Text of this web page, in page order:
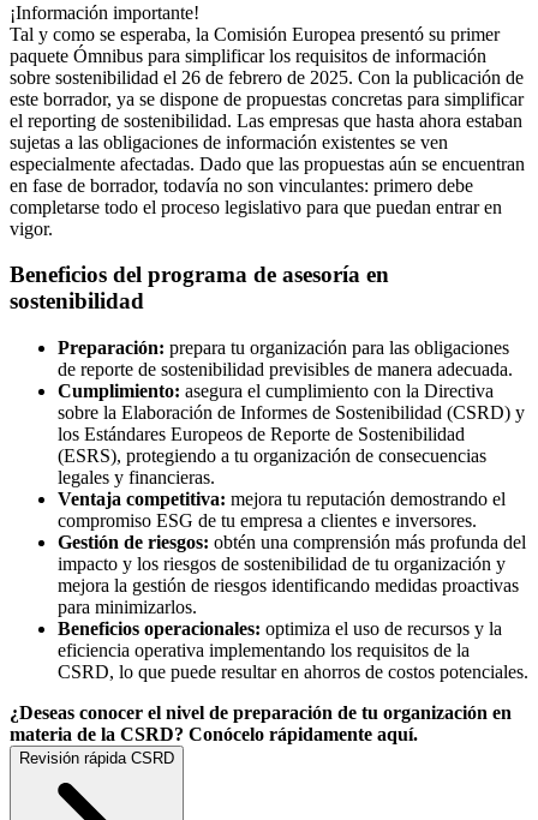
¡Información importante!
Tal y como se esperaba, la Comisión Europea presentó su primer
paquete Ómnibus para simplificar los requisitos de información
sobre sostenibilidad el 26 de febrero de 2025. Con la publicación de
este borrador, ya se dispone de propuestas concretas para simplificar
el reporting de sostenibilidad. Las empresas que hasta ahora estaban
sujetas a las obligaciones de información existentes se ven
especialmente afectadas. Dado que las propuestas aún se encuentran
en fase de borrador, todavía no son vinculantes: primero debe
completarse todo el proceso legislativo para que puedan entrar en
vigor.
Beneficios del programa de asesoría en
sostenibilidad
Preparación: prepara tu organización para las obligaciones
de reporte de sostenibilidad previsibles de manera adecuada.
Cumplimiento: asegura el cumplimiento con la Directiva
sobre la Elaboración de Informes de Sostenibilidad (CSRD) y
los Estándares Europeos de Reporte de Sostenibilidad
(ESRS), protegiendo a tu organización de consecuencias
legales y financieras.
Ventaja competitiva: mejora tu reputación demostrando el
compromiso ESG de tu empresa a clientes e inversores.
Gestión de riesgos: obtén una comprensión más profunda del
impacto y los riesgos de sostenibilidad de tu organización y
mejora la gestión de riesgos identificando medidas proactivas
para minimizarlos.
Beneficios operacionales: optimiza el uso de recursos y la
eficiencia operativa implementando los requisitos de la
CSRD, lo que puede resultar en ahorros de costos potenciales.
¿Deseas conocer el nivel de preparación de tu organización en
materia de la CSRD? Conócelo rápidamente aquí.
Revisión rápida CSRD